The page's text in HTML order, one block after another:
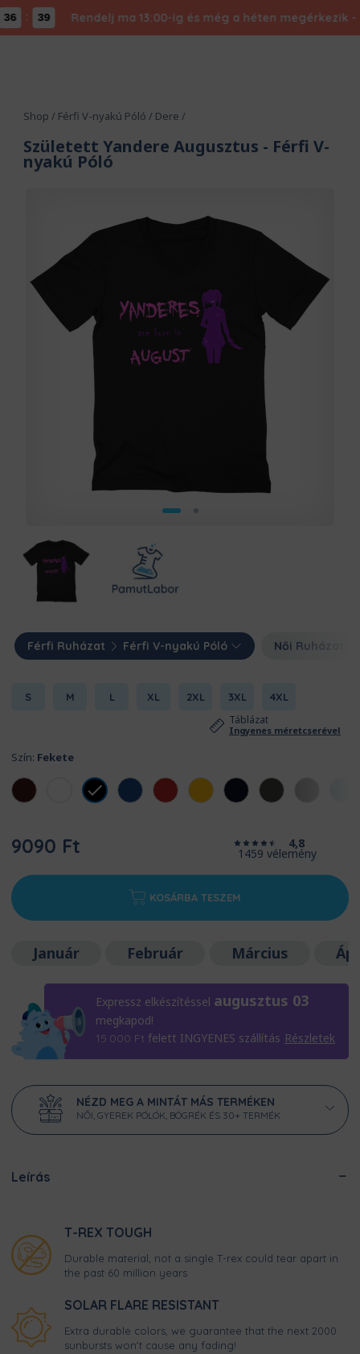
: 39 Rendelj ma 13:00-ig és még a héten megérkezik -
Shop / Férfi V-nyakú Póló / Dere /
Született Yandere Augusztus - Férfi V-
nyakú Póló
Férfi Ruházat Férfi V-nyakú Póló Női Ruházat
S M L XL 2XL 3XL 4XL
Táblázat
Ingyenes méretcserével
Szín: Fekete
9090 Ft 4,8
1459 vélemény
KOSÁRBA TESZEM
Január Február Március
Expressz elkészítéssel augusztus 03
megkapod!
15.000 Ft felett INGYENES szállítás Részletek
NÉZD MEG A MINTÁT MÁS TERMÉKEN
NŐI, GYEREK PÓLÓK, BÖGRÉK ÉS 30+ TERMÉK
Leírás
T-REX TOUGH
Durable material, not a single T-rex could tear apart in
the past 60 million years
SOLAR FLARE RESISTANT
Extra durable colors, we guarantee that the next 2000
sunbursts won't cause any fading!